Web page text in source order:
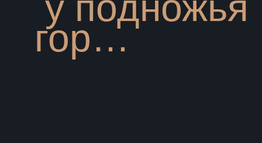
гор…